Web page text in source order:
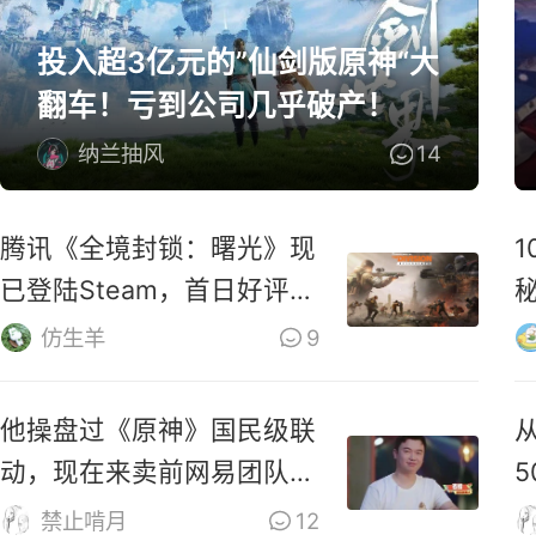
投入超3亿元的”仙剑版原神“大
翻车！亏到公司几乎破产！
纳兰抽风 14
腾讯《全境封锁：曙光》现
已登陆Steam，首日好评率
仅31%仿生羊 9
他操盘过《原神》国民级联
动，现在来卖前网易团队新
作了禁止啃月 12